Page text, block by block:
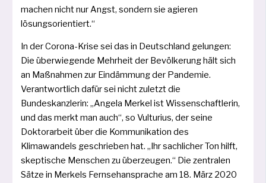
machen nicht nur Angst, son­dern sie agie­ren
lösungsorientiert.“
In der Corona-Krise sei das in Deutschland gelun­gen:
Die über­wie­gen­de Mehrheit der Bevölkerung hält sich
an Maßnahmen zur Eindämmung der Pandemie.
Verantwortlich dafür sei nicht zuletzt die
Bundeskanzlerin: „Angela Merkel ist Wissenschaftlerin,
und das merkt man auch“, so Vulturius, der sei­ne
Doktorarbeit über die Kommunikation des
Klimawandels geschrie­ben hat. „Ihr sach­li­cher Ton hilft,
skep­ti­sche Menschen zu über­zeu­gen.“ Die zen­tra­len
Sätze in Merkels Fernsehansprache am 18. März 2020